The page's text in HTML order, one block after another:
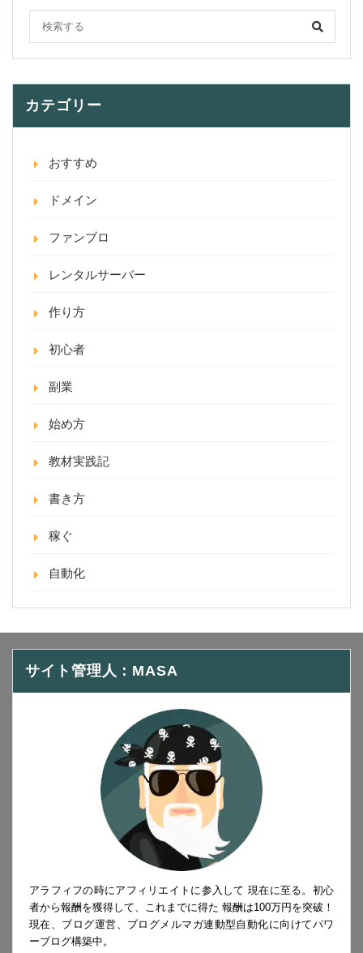
カテゴリー
おすすめ
ドメイン
ファンブロ
レンタルサーバー
作り方
初心者
副業
始め方
教材実践記
書き方
稼ぐ
自動化
サイト管理人：MASA
アラフィフの時にアフィリエイトに参入して 現在に至る。初心
者から報酬を獲得して、これまでに得た 報酬は100万円を突破！
現在、ブログ運営、ブログメルマガ連動型自動化に向けてパワ
ーブログ構築中。